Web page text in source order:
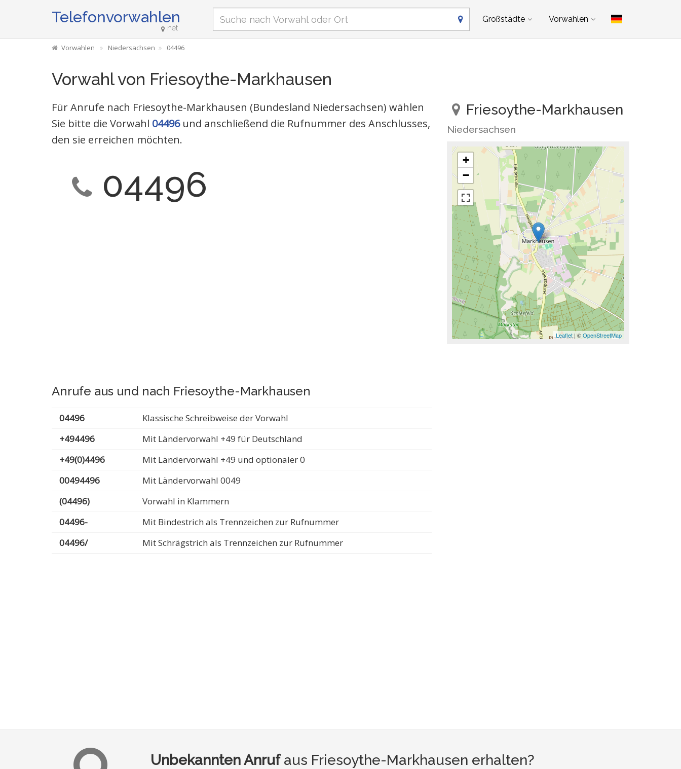
Telefonvorwahlen
net
Großstädte Vorwahlen
Vorwahlen Niedersachsen 04496
Vorwahl von Friesoythe-Markhausen
Für Anrufe nach Friesoythe-Markhausen (Bundesland Niedersachsen) wählen
Sie bitte die Vorwahl 04496und anschließend die Rufnummer des Anschlusses,
den sie erreichen möchten.
04496
Anrufe aus und nach Friesoythe-Markhausen
04496
Klassische Schreibweise der Vorwahl
+494496
Mit Ländervorwahl +49 für Deutschland
+49(0)4496
Mit Ländervorwahl +49 und optionaler 0
00494496
Mit Ländervorwahl 0049
(04496)
Vorwahl in Klammern
04496-
Mit Bindestrich als Trennzeichen zur Rufnummer
04496/
Mit Schrägstrich als Trennzeichen zur Rufnummer
Friesoythe-Markhausen
Niedersachsen
+
−
Leaflet| ©OpenStreetMap
Unbekannten Anrufaus Friesoythe-Markhausen erhalten?